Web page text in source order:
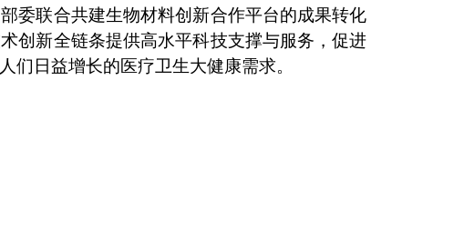
委联合共建生物材料创新合作平台的成果转化
创新全链条提供高水平科技支撑与服务，促进
们日益增长的医疗卫生大健康需求。